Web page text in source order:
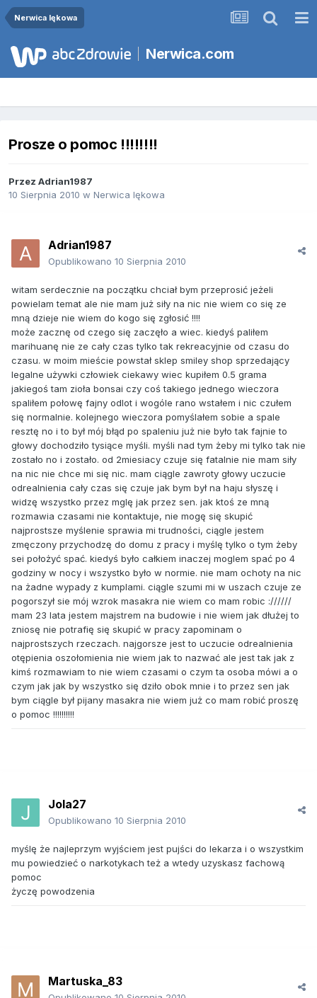
Nerwica lękowa
Nerwica.com
Prosze o pomoc !!!!!!!!
Przez Adrian1987
10 Sierpnia 2010 w Nerwica lękowa
Adrian1987
Opublikowano 10 Sierpnia 2010
witam serdecznie na początku chciał bym przeprosić jeżeli
powielam temat ale nie mam już siły na nic nie wiem co się ze
mną dzieje nie wiem do kogo się zgłosić !!!!
może zacznę od czego się zaczęło a wiec. kiedyś paliłem
marihuanę nie ze cały czas tylko tak rekreacyjnie od czasu do
czasu. w moim mieście powstał sklep smiley shop sprzedający
legalne używki człowiek ciekawy wiec kupiłem 0.5 grama
jakiegoś tam zioła bonsai czy coś takiego jednego wieczora
spaliłem połowę fajny odlot i wogóle rano wstałem i nic czułem
się normalnie. kolejnego wieczora pomyślałem sobie a spale
resztę no i to był mój błąd po spaleniu już nie było tak fajnie to
głowy dochodziło tysiące myśli. myśli nad tym żeby mi tylko tak nie
zostało no i zostało. od 2miesiacy czuje się fatalnie nie mam siły
na nic nie chce mi się nic. mam ciągle zawroty głowy uczucie
odrealnienia cały czas się czuje jak bym był na haju słyszę i
widzę wszystko przez mglę jak przez sen. jak ktoś ze mną
rozmawia czasami nie kontaktuje, nie mogę się skupić
najprostsze myślenie sprawia mi trudności, ciągle jestem
zmęczony przychodzę do domu z pracy i myślę tylko o tym żeby
sei położyć spać. kiedyś było całkiem inaczej moglem spać po 4
godziny w nocy i wszystko było w normie. nie mam ochoty na nic
na żadne wypady z kumplami. ciągle szumi mi w uszach czuje ze
pogorszył sie mój wzrok masakra nie wiem co mam robic ://////
mam 23 lata jestem majstrem na budowie i nie wiem jak dłużej to
zniosę nie potrafię się skupić w pracy zapominam o
najprostszych rzeczach. najgorsze jest to uczucie odrealnienia
otępienia oszołomienia nie wiem jak to nazwać ale jest tak jak z
kimś rozmawiam to nie wiem czasami o czym ta osoba mówi a o
czym jak jak by wszystko się dziło obok mnie i to przez sen jak
bym ciągle był pijany masakra nie wiem już co mam robić proszę
o pomoc !!!!!!!!!!
Jola27
Opublikowano 10 Sierpnia 2010
myślę że najleprzym wyjściem jest pujści do lekarza i o wszystkim
mu powiedzieć o narkotykach też a wtedy uzyskasz fachową
pomoc
życzę powodzenia
Martuska_83